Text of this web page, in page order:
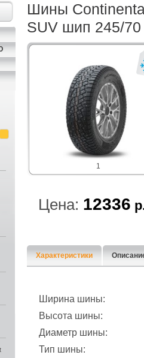
Шины
SUV шип 245/70
1
Цена: 12336
Характеристики
Ширина шины:
Высота шины:
Диаметр шины:
Тип шины: